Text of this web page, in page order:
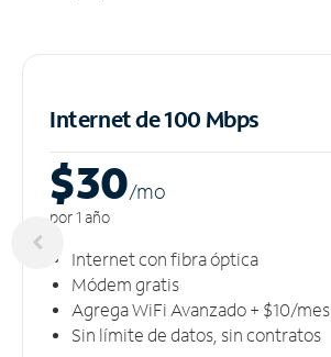
Internet de 100 Mbps
$30/mo
por 1 año
Internet con fibra óptica
Módem gratis
Agrega WiFi Avanzado + $10/mes
Sin límite de datos, sin contratos